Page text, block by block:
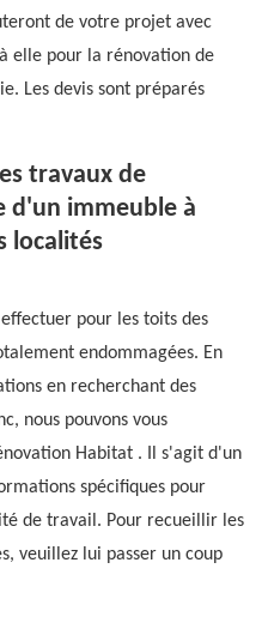
de votre projet avec
elle pour la rénovation de
Les devis sont préparés
travaux de
d'un immeuble à
localités
pour les toits des
endommagées. En
en recherchant des
nous pouvons vous
Habitat . Il s'agit d'un
spécifiques pour
de travail. Pour recueillir les
veuillez lui passer un coup